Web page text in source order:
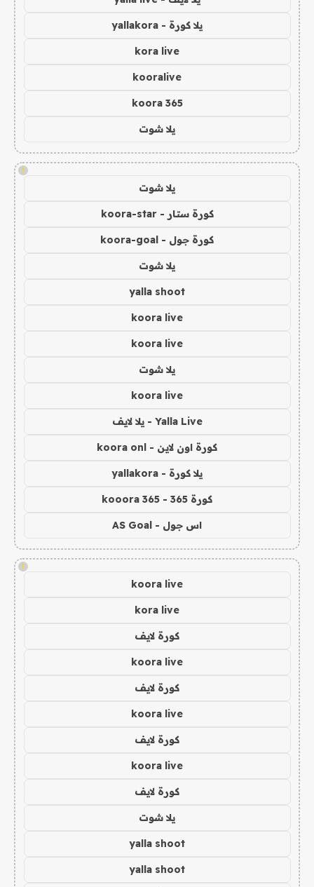
يلا كورة - yallakora
kora live
kooralive
koora 365
يلا شوت
!
يلا شوت
كورة ستار - koora-star
كورة جول - koora-goal
يلا شوت
yalla shoot
koora live
koora live
يلا شوت
koora live
Yalla Live - يلا لايف
كورة اون لاين - koora onl
يلا كورة - yallakora
كورة 365 - kooora 365
اس جول - AS Goal
!
koora live
kora live
كورة لايف
koora live
كورة لايف
koora live
كورة لايف
koora live
كورة لايف
يلا شوت
yalla shoot
yalla shoot